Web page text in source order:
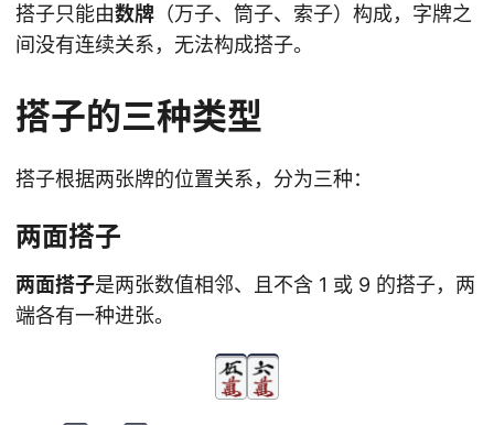
搭子只能由数牌 （万子、筒子、索子）构成，字牌之
间没有连续关系，无法构成搭子。
搭子的三种类型
搭子根据两张牌的位置关系，分为三种：
两面搭子
两面搭子是两张数值相邻、且不含 1 或 9 的搭子，两
端各有一种进张。